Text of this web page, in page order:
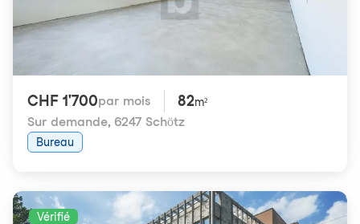
CHF 1'700par mois 82m²
Sur demande, 6247 Schötz
Bureau
Vérifié